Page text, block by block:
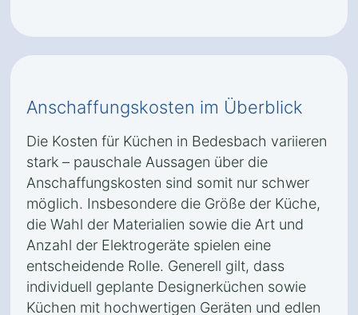
Anschaffungskosten im Überblick
Die Kosten für Küchen in Bedesbach variieren
stark – pauschale Aussagen über die
Anschaffungskosten sind somit nur schwer
möglich. Insbesondere die Größe der Küche,
die Wahl der Materialien sowie die Art und
Anzahl der Elektrogeräte spielen eine
entscheidende Rolle. Generell gilt, dass
individuell geplante Designerküchen sowie
Küchen mit hochwertigen Geräten und edlen